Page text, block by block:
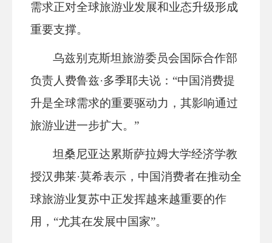
需求正对全球旅游业发展和业态升级形成
重要支撑。
乌兹别克斯坦旅游委员会国际合作部
负责人费鲁兹·多季耶夫说：“中国消费提
升是全球需求的重要驱动力，其影响通过
旅游业进一步扩大。”
坦桑尼亚达累斯萨拉姆大学经济学教
授汉弗莱·莫希表示，中国消费者在推动全
球旅游业复苏中正发挥越来越重要的作
用，“尤其在发展中国家”。